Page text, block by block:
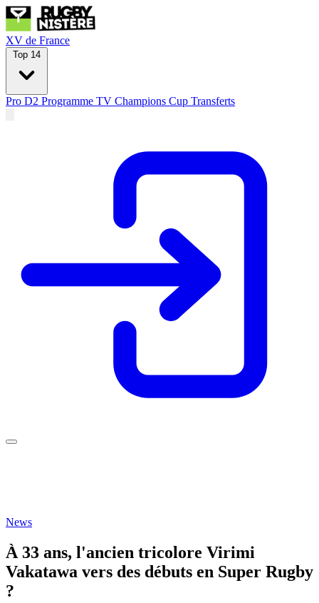
XV de France
Top 14
Pro D2 Programme TV Champions Cup Transferts
News
À 33 ans, l'ancien tricolore Virimi
Vakatawa vers des débuts en Super Rugby
?